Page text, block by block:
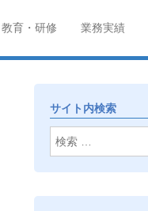
教育・研修 業務実績
サイト内検索
検索